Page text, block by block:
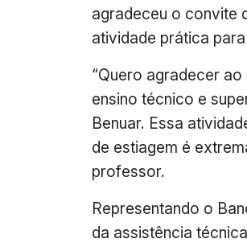
agradeceu o convite
atividade prática
“Quero agradecer
ensino técnico e
Benuar. Essa
de estiagem é
professor.
Representando o
da assistência